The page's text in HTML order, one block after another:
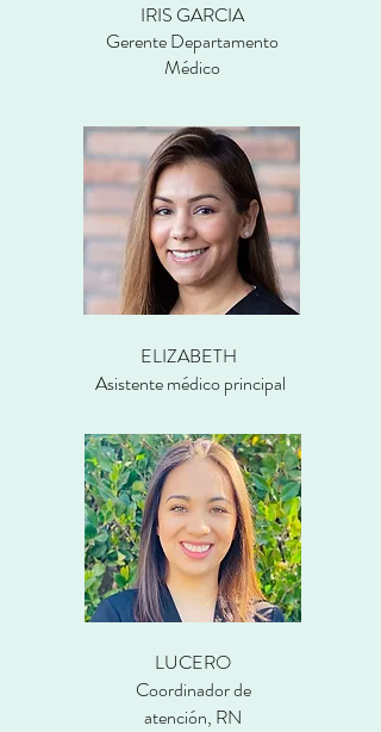
IRIS GARCIA
Gerente Departamento
Médico
ELIZABETH
Asistente médico principal
LUCERO
Coordinador de
atención, RN